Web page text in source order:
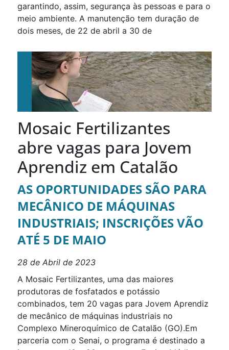
garantindo, assim, segurança às pessoas e para o
meio ambiente. A manutenção tem duração de
dois meses, de 22 de abril a 30 de
Mosaic Fertilizantes
abre vagas para Jovem
Aprendiz em Catalão
AS OPORTUNIDADES SÃO PARA
MECÂNICO DE MÁQUINAS
INDUSTRIAIS; INSCRIÇÕES VÃO
ATÉ 5 DE MAIO
28 de Abril de 2023
A Mosaic Fertilizantes, uma das maiores
produtoras de fosfatados e potássio
combinados, tem 20 vagas para Jovem Aprendiz
de mecânico de máquinas industriais no
Complexo Mineroquímico de Catalão (GO).Em
parceria com o Senai, o programa é destinado a